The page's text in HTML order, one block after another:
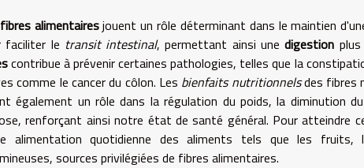
fibres alimentairesjouent un rôle déterminant dans le maintien
faciliter le transit intestinal, permettant ainsi unedigestion
contribue à prévenir certaines pathologies, telles que la
comme le cancer du côlon. Les bienfaits nutritionnelsdes fibres
également un rôle dans la régulation du poids, la diminution
renforçant ainsi notre état de santé général. Pour atteindre
alimentation quotidienne des aliments tels que les fruits,
sources privilégiées de fibres alimentaires.